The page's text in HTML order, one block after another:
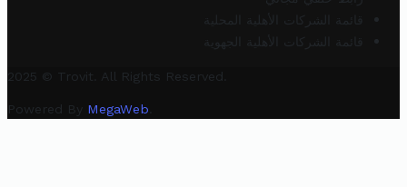
قائمة الشركات الأهلية المحلية
قائمة الشركات الأهلية الجهوية
2025 © Trovit. All Rights Reserved.
Powered By MegaWeb